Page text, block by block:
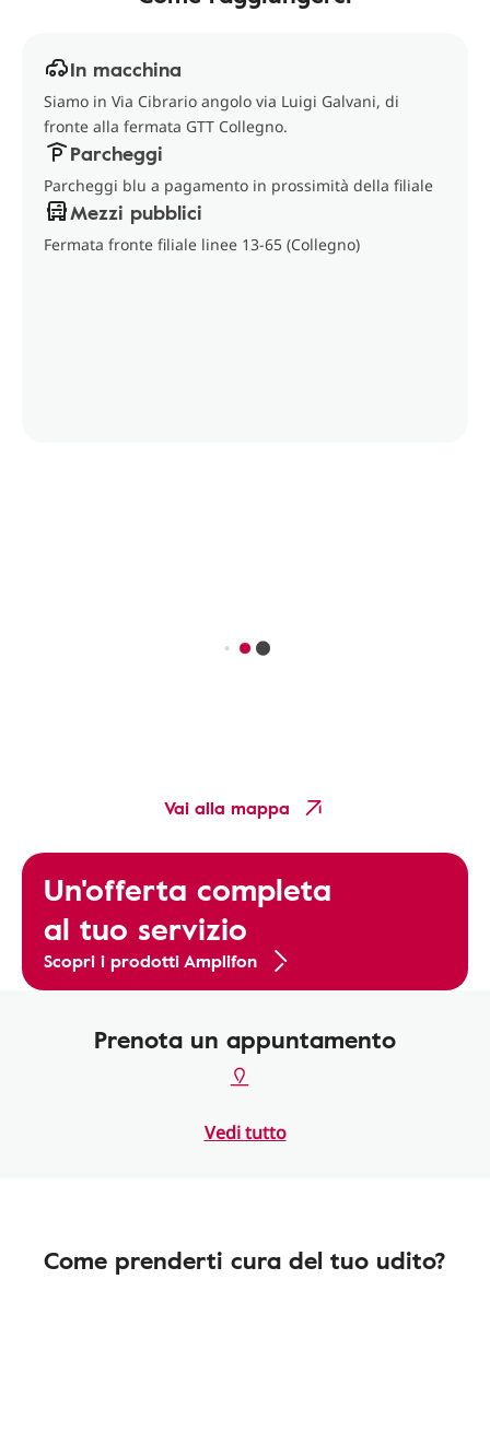
In macchina
Siamo in Via Cibrario angolo via Luigi Galvani, di
fronte alla fermata GTT Collegno.
Parcheggi
Parcheggi blu a pagamento in prossimità della filiale
Mezzi pubblici
Fermata fronte filiale linee 13-65 (Collegno)
Vai alla mappa
Un'offerta completa
al tuo servizio
Scopri i prodotti Amplifon
Prenota un appuntamento
Vedi tutto
Come prenderti cura del tuo udito?